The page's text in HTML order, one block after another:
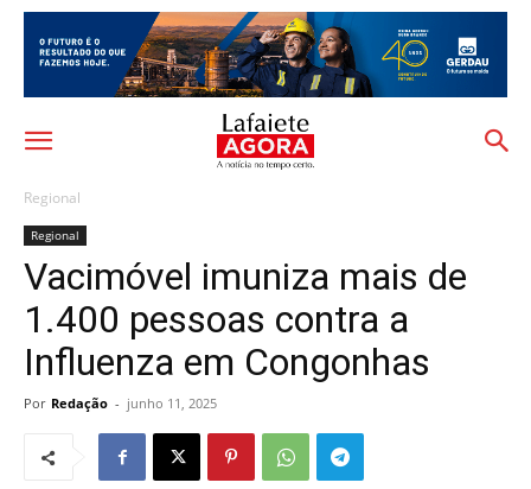
Regional
Regional
Vacimóvel imuniza mais de
1.400 pessoas contra a
Influenza em Congonhas
Por Redação - junho 11, 2025